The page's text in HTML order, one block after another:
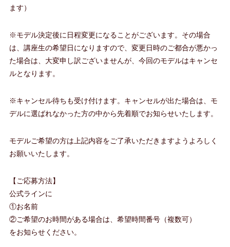
ます）
※モデル決定後に日程変更になることがございます。その場合
は、講座生の希望日になりますので、変更日時のご都合が悪かっ
た場合は、大変申し訳ございませんが、今回のモデルはキャンセ
ルとなります。
※キャンセル待ちも受け付けます。キャンセルが出た場合は、モ
デルに選ばれなかった方の中から先着順でお知らせいたします。
モデルご希望の方は上記内容をご了承いただきますようよろしく
お願いいたします。
【ご応募方法】
公式ラインに
①お名前
②ご希望のお時間がある場合は、希望時間番号（複数可）
をお知らせください。